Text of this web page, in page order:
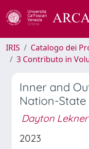
IRIS
Catalogo dei
3 Contributo in
Inner and
Nation-State
Dayton Lekner
2023